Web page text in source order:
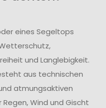
eines Segeltops
und Langlebigkeit.
aus technischen
atmungsaktiven
Wind und Gischt